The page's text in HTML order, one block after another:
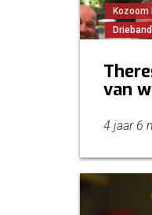
van
4 jaar 6